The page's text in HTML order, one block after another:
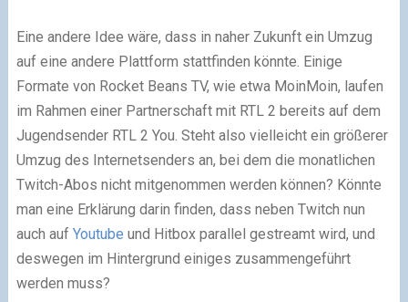
Eine andere Idee wäre, dass in naher Zukunft ein Umzug
auf eine andere Plattform stattfinden könnte. Einige
Formate von Rocket Beans TV, wie etwa MoinMoin, laufen
im Rahmen einer Partnerschaft mit RTL 2 bereits auf dem
Jugendsender RTL 2 You. Steht also vielleicht ein größerer
Umzug des Internetsenders an, bei dem die monatlichen
Twitch-Abos nicht mitgenommen werden können? Könnte
man eine Erklärung darin finden, dass neben Twitch nun
auch auf Youtube und Hitbox parallel gestreamt wird, und
deswegen im Hintergrund einiges zusammengeführt
werden muss?